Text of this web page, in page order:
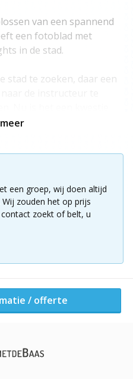
van een spannend
een fotoblad met
in de stad.
stad te zoeken, daar een
alle talenten in uw
Lukt het uw team als
moordenaar is, wat het
gebeurd?
in overleg mogelijk)
btw, € 30,25 incl. btw
btw, € 27,83 incl. btw
btw, € 26,62 incl. btw
spelmaterialen
op afstand
een groep, wij doen altijd
Wij zouden het op prijs
zoekt of belt, u
/ offerte